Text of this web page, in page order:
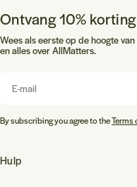
Hulp
Ontvang 10% korting
Wees als eerste op de hoogte
en alles over AllMatters.
mail
By subscribing you agree to theTerms